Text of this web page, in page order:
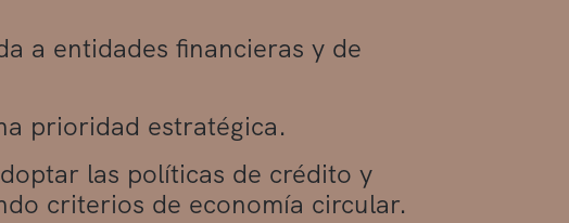
a entidades financieras y de
prioridad estratégica.
las políticas de crédito y
criterios de economía circular.